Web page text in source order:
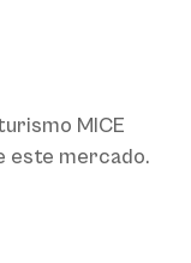
MICE
este mercado.